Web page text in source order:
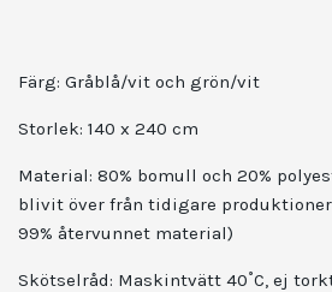
Färg: Gråblå/vit och grön/vit
Storlek: 140 x 240 cm
Material: 80% bomull och 20%
blivit över från tidigare
99% återvunnet material)
Skötselråd: Maskintvätt 40˚C, ej